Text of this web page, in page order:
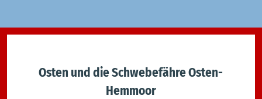
Osten und die Schwebefähre Osten-
Hemmoor